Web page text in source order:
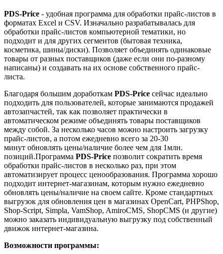
PDS-Price - удобная программа для обработки прайс-листов в
форматах Excel и CSV. Изначально разрабатывалась для
обработки прайс-листов компьютерной тематики, но
подходит и для других сегментов (бытовая техника,
косметика, шины/диски). Позволяет объединять одинаковые
товары от разных поставщиков (даже если они по-разному
написаны) и создавать на их основе собственного прайс-
листа.
Благодаря большим доработкам PDS-Price сейчас идеально
подходить для пользователей, которые занимаются продажей
автозапчастей, так как позволяет практически в
автоматическом режиме объединять товары поставщиков
между собой. За несколько часов можно настроить загрузку
прайс-листов, а потом ежедневно всего за 20-30
минут обновлять цены/наличие более чем для 1млн.
позиций.Программа PDS-Price позволит сократить время
обработки прайс-листов в несколько раз, при этом
автоматизирует процесс ценообразования. Программа хорошо
подходит интернет-магазинам, которым нужно ежедневно
обновлять цены/наличие на своем сайте. Кроме стандартных
выгрузок для обновления цен в магазинах OpenCart, PHPShop,
Shop-Script, Simpla, VamShop, AmiroCMS, ShopCMS (и другие)
можно заказать индивидуальную выгрузку под собственный
движок интернет-магазина.
Возможности программы: